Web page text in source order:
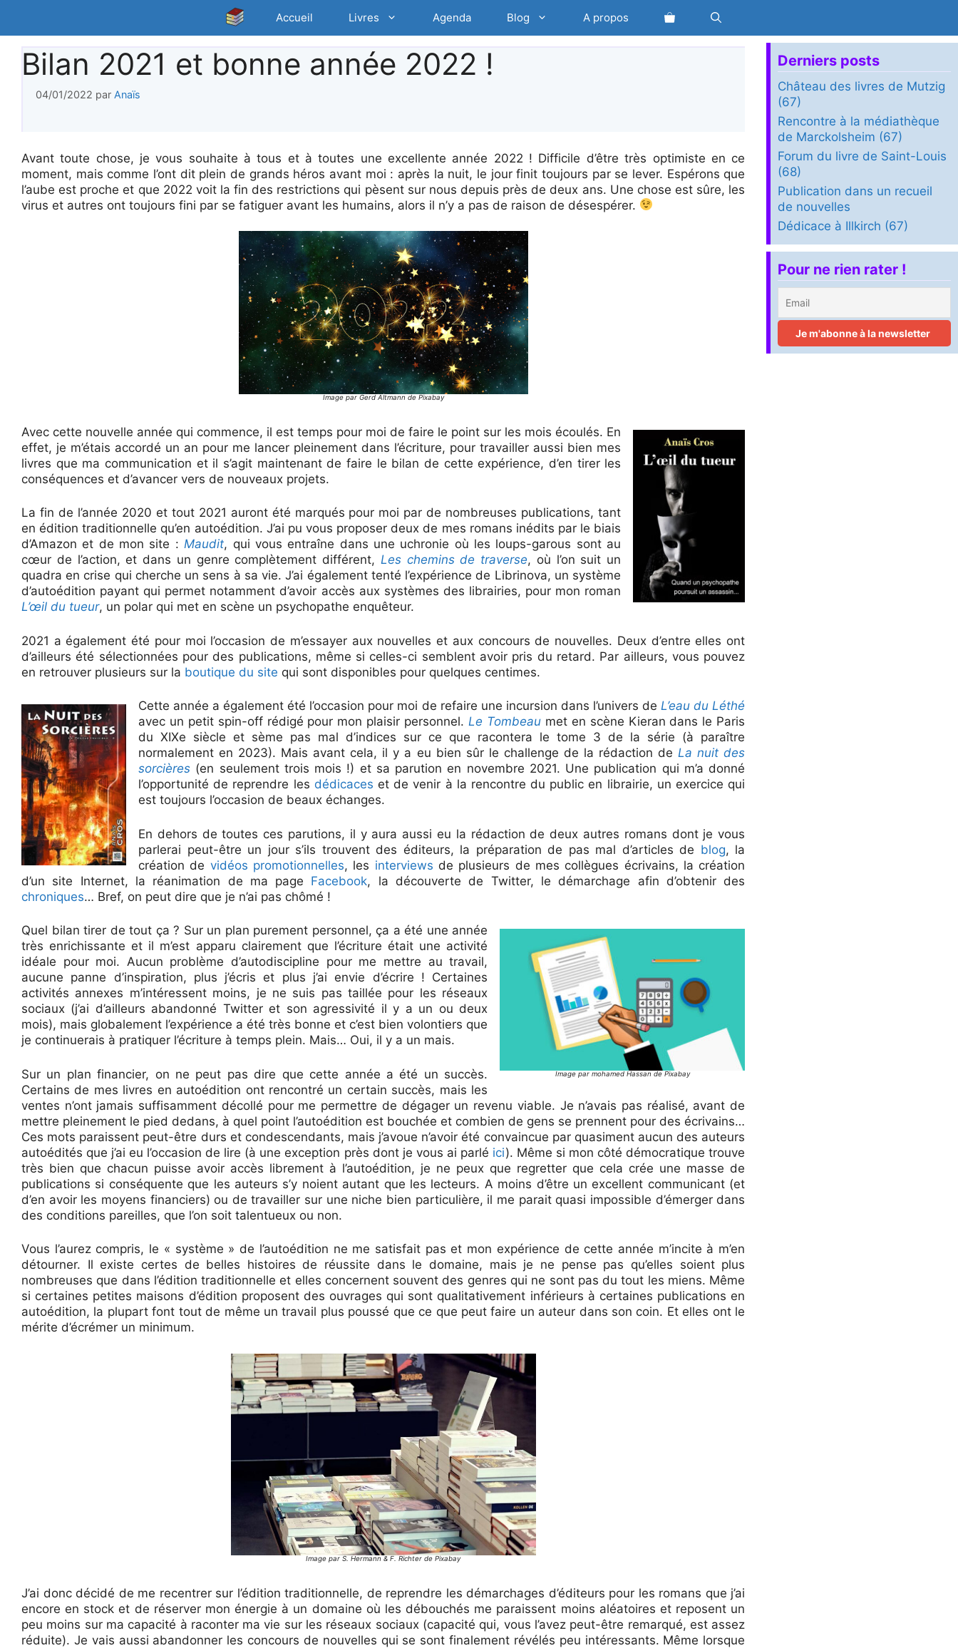
contenu
Accueil Livres Agenda Blog A propos
Bilan 2021 et bonne année 2022 !
04/01/2022 par Anaïs
Avant toute chose, je vous souhaite à tous et à toutes une excellente année 2022 ! Difficile d’être très optimiste en ce
moment, mais comme l’ont dit plein de grands héros avant moi : après la nuit, le jour finit toujours par se lever. Espérons que
l’aube est proche et que 2022 voit la fin des restrictions qui pèsent sur nous depuis près de deux ans. Une chose est sûre, les
virus et autres ont toujours fini par se fatiguer avant les humains, alors il n’y a pas de raison de désespérer.
Image par Gerd Altmann de Pixabay
Avec cette nouvelle année qui commence, il est temps pour moi de faire le point sur les mois écoulés. En
effet, je m’étais accordé un an pour me lancer pleinement dans l’écriture, pour travailler aussi bien mes
livres que ma communication et il s’agit maintenant de faire le bilan de cette expérience, d’en tirer les
conséquences et d’avancer vers de nouveaux projets.
La fin de l’année 2020 et tout 2021 auront été marqués pour moi par de nombreuses publications, tant
en édition traditionnelle qu’en autoédition. J’ai pu vous proposer deux de mes romans inédits par le biais
d’Amazon et de mon site :Maudit, qui vous entraîne dans une uchronie où les loups-garous sont au
cœur de l’action, et dans un genre complètement différent, Les chemins de traverse, où l’on suit un
quadra en crise qui cherche un sens à sa vie. J’ai également tenté l’expérience de Librinova, un système
d’autoédition payant qui permet notamment d’avoir accès aux systèmes des librairies, pour mon roman
L’œil du tueur, un polar qui met en scène un psychopathe enquêteur.
2021 a également été pour moi l’occasion de m’essayer aux nouvelles et aux concours de nouvelles. Deux d’entre elles ont
d’ailleurs été sélectionnées pour des publications, même si celles-ci semblent avoir pris du retard. Par ailleurs, vous pouvez
en retrouver plusieurs sur la boutique du site qui sont disponibles pour quelques centimes.
Cette année a également été l’occasion pour moi de refaire une incursion dans l’univers deL’eau du Léthé
avec un petit spin-off rédigé pour mon plaisir personnel.Le Tombeaumet en scène Kieran dans le Paris
du XIXe siècle et sème pas mal d’indices sur ce que racontera le tome 3 de la série (à paraître
normalement en 2023). Mais avant cela, il y a eu bien sûr le challenge de la rédaction deLa nuit des
sorcières (en seulement trois mois !) et sa parution en novembre 2021. Une publication qui m’a donné
l’opportunité de reprendre les dédicaces et de venir à la rencontre du public en librairie, un exercice qui
est toujours l’occasion de beaux échanges.
En dehors de toutes ces parutions, il y aura aussi eu la rédaction de deux autres romans dont je vous
parlerai peut-être un jour s’ils trouvent des éditeurs, la préparation de pas mal d’articles de blog, la
création de vidéos promotionnelles, les interviews de plusieurs de mes collègues écrivains, la création
d’un site Internet, la réanimation de ma page Facebook, la découverte de Twitter, le démarchage afin d’obtenir des
chroniques… Bref, on peut dire que je n’ai pas chômé !
Image par mohamed Hassan de Pixabay
Quel bilan tirer de tout ça ? Sur un plan purement personnel, ça a été une année
très enrichissante et il m’est apparu clairement que l’écriture était une activité
idéale pour moi. Aucun problème d’autodiscipline pour me mettre au travail,
aucune panne d’inspiration, plus j’écris et plus j’ai envie d’écrire ! Certaines
activités annexes m’intéressent moins, je ne suis pas taillée pour les réseaux
sociaux (j’ai d’ailleurs abandonné Twitter et son agressivité il y a un ou deux
mois), mais globalement l’expérience a été très bonne et c’est bien volontiers que
je continuerais à pratiquer l’écriture à temps plein. Mais… Oui, il y a un mais.
Sur un plan financier, on ne peut pas dire que cette année a été un succès.
Certains de mes livres en autoédition ont rencontré un certain succès, mais les
ventes n’ont jamais suffisamment décollé pour me permettre de dégager un revenu viable. Je n’avais pas réalisé, avant de
mettre pleinement le pied dedans, à quel point l’autoédition est bouchée et combien de gens se prennent pour des écrivains…
Ces mots paraissent peut-être durs et condescendants, mais j’avoue n’avoir été convaincue par quasiment aucun des auteurs
autoédités que j’ai eu l’occasion de lire (à une exception près dont je vous ai parlé ici). Même si mon côté démocratique trouve
très bien que chacun puisse avoir accès librement à l’autoédition, je ne peux que regretter que cela crée une masse de
publications si conséquente que les auteurs s’y noient autant que les lecteurs. A moins d’être un excellent communicant (et
d’en avoir les moyens financiers) ou de travailler sur une niche bien particulière, il me parait quasi impossible d’émerger dans
des conditions pareilles, que l’on soit talentueux ou non.
Vous l’aurez compris, le « système » de l’autoédition ne me satisfait pas et mon expérience de cette année m’incite à m’en
détourner. Il existe certes de belles histoires de réussite dans le domaine, mais je ne pense pas qu’elles soient plus
nombreuses que dans l’édition traditionnelle et elles concernent souvent des genres qui ne sont pas du tout les miens. Même
si certaines petites maisons d’édition proposent des ouvrages qui sont qualitativement inférieurs à certaines publications en
autoédition, la plupart font tout de même un travail plus poussé que ce que peut faire un auteur dans son coin. Et elles ont le
mérite d’écrémer un minimum.
Image par S. Hermann & F. Richter de Pixabay
J’ai donc décidé de me recentrer sur l’édition traditionnelle, de reprendre les démarchages d’éditeurs pour les romans que j’ai
encore en stock et de réserver mon énergie à un domaine où les débouchés me paraissent moins aléatoires et reposent un
peu moins sur ma capacité à raconter ma vie sur les réseaux sociaux (capacité qui, vous l’avez peut-être remarqué, est assez
réduite). Je vais aussi abandonner les concours de nouvelles qui se sont finalement révélés peu intéressants. Même lorsque
Derniers posts
Château des livres de Mutzig
(67)
Rencontre à la médiathèque
de Marckolsheim (67)
Forum du livre de Saint-Louis
(68)
Publication dans un recueil
de nouvelles
Dédicace à Illkirch (67)
Pour ne rien rater !